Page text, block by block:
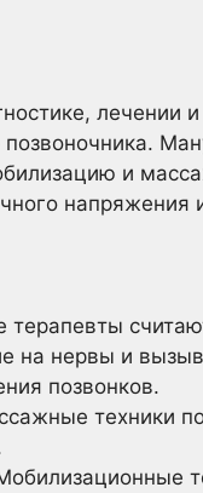
лечении
и
напряжения
терапевты
на нервы и
позвонков.
техники